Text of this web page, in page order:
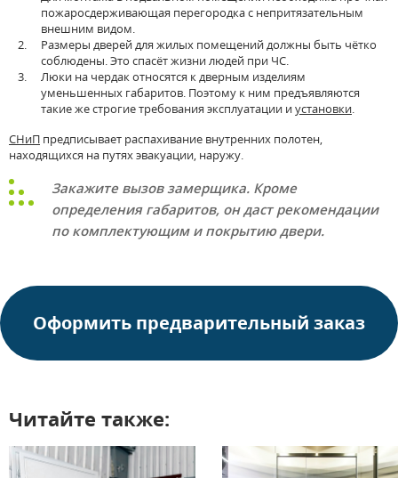
пожаросдерживающая перегородка с непритязательным
внешним видом.
Размеры дверей для жилых помещений должны быть чётко
соблюдены. Это спасёт жизни людей при ЧС.
Люки на чердак относятся к дверным изделиям
уменьшенных габаритов. Поэтому к ним предъявляются
такие же строгие требования эксплуатации иустановки.
СНиП предписывает распахивание внутренних полотен,
находящихся на путях эвакуации, наружу.
Закажите вызов замерщика. Кроме
определения габаритов, он даст рекомендации
по комплектующим и покрытию двери.
Оформить предварительный заказ
Читайте также: